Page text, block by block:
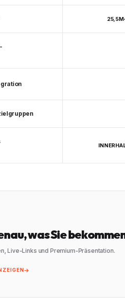
was Sie
Live-Links und Premium-Präsentation.